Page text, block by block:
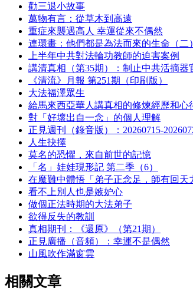
勸三退小故事
萬物有言：從草木到高遠
重症來襲遇高人 幸運從來不偶然
連環畫：他們都是為法而來的生命（二）
上半年中共對法輪功教師的迫害案例
講清真相（第35期）：制止中共活摘器
《清流》月報 第251期（印刷版）
大法福澤眾生
給馬來西亞華人講真相的修煉經歷和心
對「好壞出自一念」的個人理解
正見週刊（錄音版）：20260715-
人生抉擇
莫名的恐懼，來自前世的記憶
「名」娃娃現形記 第二季（6）
在魔難中體悟「弟子正念足，師有回天
看不上別人也是嫉妒心
做個正法時期的大法弟子
欲得反失的教訓
真相期刊：《還原》（第21期）
正見廣播（音頻）：幸運不是偶然
山風吹作滿窗雲
相關文章